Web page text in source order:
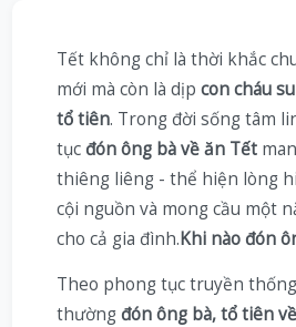
Tết không chỉ là thời khắc
mới mà còn là dịp con cháu
tổ tiên. Trong đời sống tâm
tục đón ông bà về ăn Tết
thiêng liêng - thể hiện lòng
cội nguồn và mong cầu một
cho cả gia đình.Khi nào đón
Theo phong tục truyền
thường đón ông bà, tổ tiên